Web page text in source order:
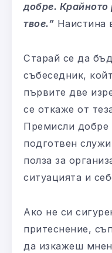
добре. Крайното
твое.” Наистина
Старай се да
събеседник,
първите две
се откаже от
Премисли добре
подготвен
полза за
ситуацията и
Ако не си
притеснение,
да изкажеш